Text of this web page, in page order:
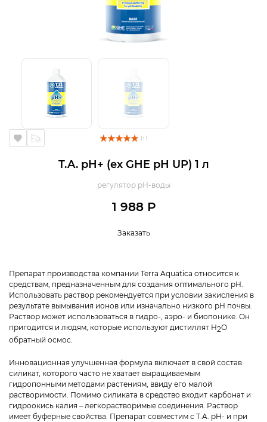
( 1 )
T.A. pH+ (ex GHE pH UP) 1 л
регулятор pH-воды
1 988 Р
Заказать
Препарат производства компании Terra Aquatica относится к
средствам, предназначенным для создания оптимального рН.
Использовать раствор рекомендуется при условии закисления в
результате вымывания ионов или изначально низкого рН почвы.
Раствор может использоваться в гидро-, аэро- и биопонике. Он
пригодится и людям, которые используют дистиллят Н2О
обратный осмос.
Инновационная улучшенная формула включает в свой состав
силикат, которого часто не хватает выращиваемым
гидропонными методами растениям, ввиду его малой
растворимости. Помимо силиката в средство входит карбонат и
гидроокись калия – легкорастворимые соединения. Раствор
имеет буферные свойства. Препарат совместим с T.A. pH- и при